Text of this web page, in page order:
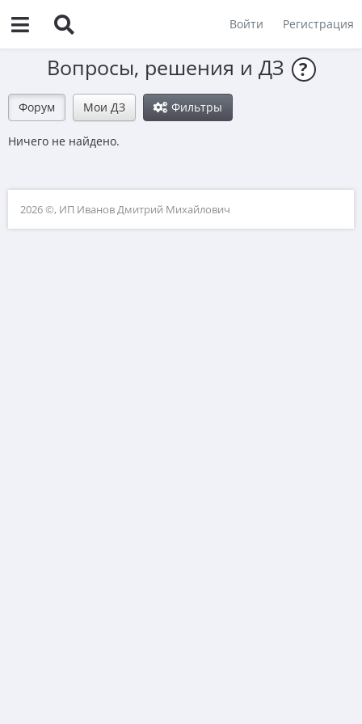
Войти Регистрация
Вопросы, решения и ДЗ ?
Форум Мои ДЗ Фильтры
Ничего не найдено.
2026 ©, ИП Иванов Дмитрий Михайлович